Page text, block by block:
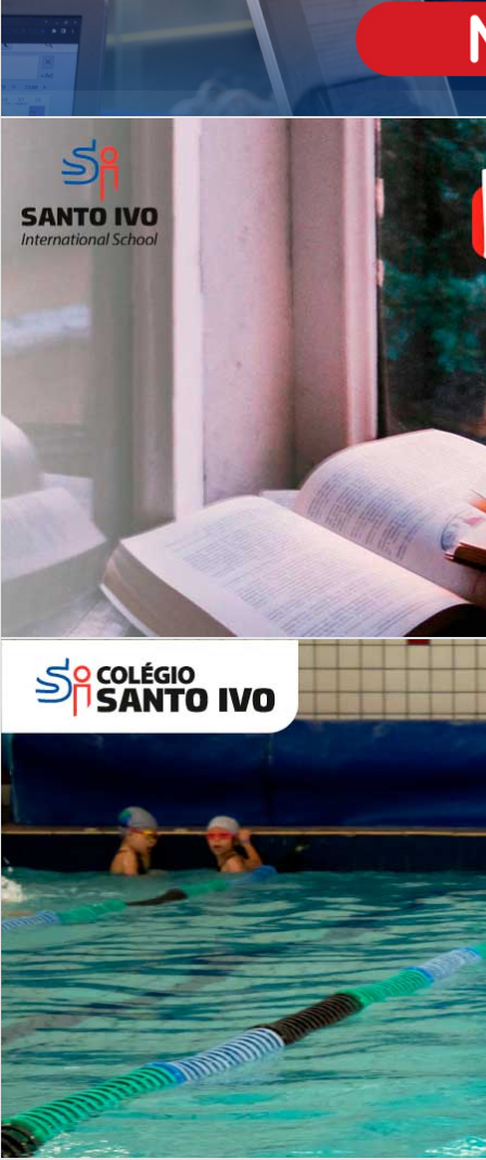
Matrículas Abertas 2026
Leituras Literárias
2º AO 5º ANO FUNDAMENTAL
es
Com imersão Bilingue - Anos
Finais
6º AO 9º ANO FUNDAMENTAL
Inglês: Turmas Reduzidas
(Proficiência)
ALUNOS NOVOS
Entre em Contato
INSTITUCIONAL